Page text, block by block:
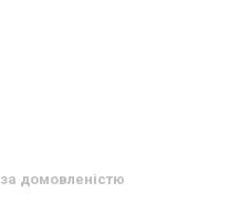
за домовленістю